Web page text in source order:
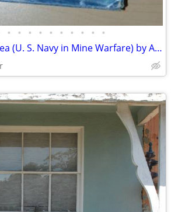
• • • • • • • • • •
Most Dangerous Sea (U. S. Navy in Mine Warfare) by Arnold S. Lott Hard